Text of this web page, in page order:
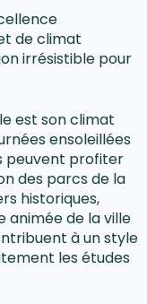
de climat
irrésistible pour
est son climat
ensoleillées
peuvent profiter
des parcs de la
historiques,
animée de la ville
à un style
les études